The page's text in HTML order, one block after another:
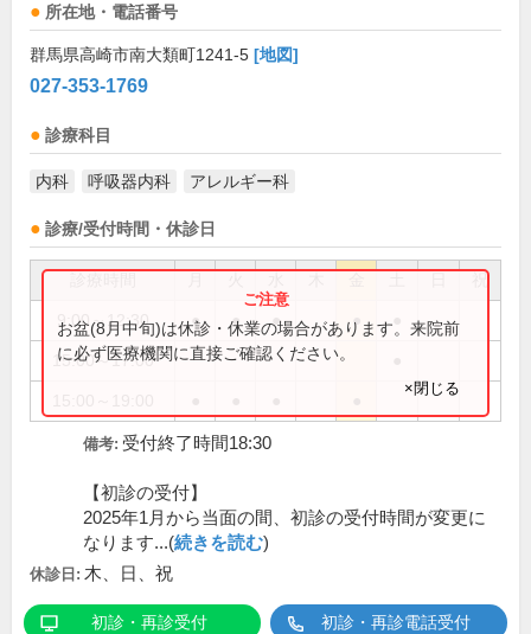
所在地・電話番号
群馬県高崎市南大類町1241-5 [地図]
027-353-1769
診療科目
内科 呼吸器内科 アレルギー科
診療/受付時間・休診日
祝
9:00～12:30 ● ● ● ●
15:00～17:00
お盆(8月中旬)は休診・休業の場合があります。来院前
に必ず医療機関に直接ご確認ください。
×閉じる
備考: 受付終了時間18:30
【初診の受付】
2025年1月から当面の間、初診の受付時間が変更に
なります...(続きを読む)
休診日: 木、日、祝
初診・再診受付 初診・再診電話受付